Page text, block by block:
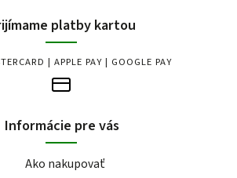
platby kartou
| APPLE PAY | GOOGLE PAY
Informácie pre vás
Ako nakupovať